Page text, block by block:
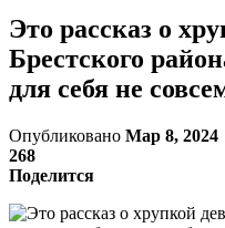
Это рассказ о
Брестского
для себя не
Опубликовано Мар 8, 2024
268
Поделится